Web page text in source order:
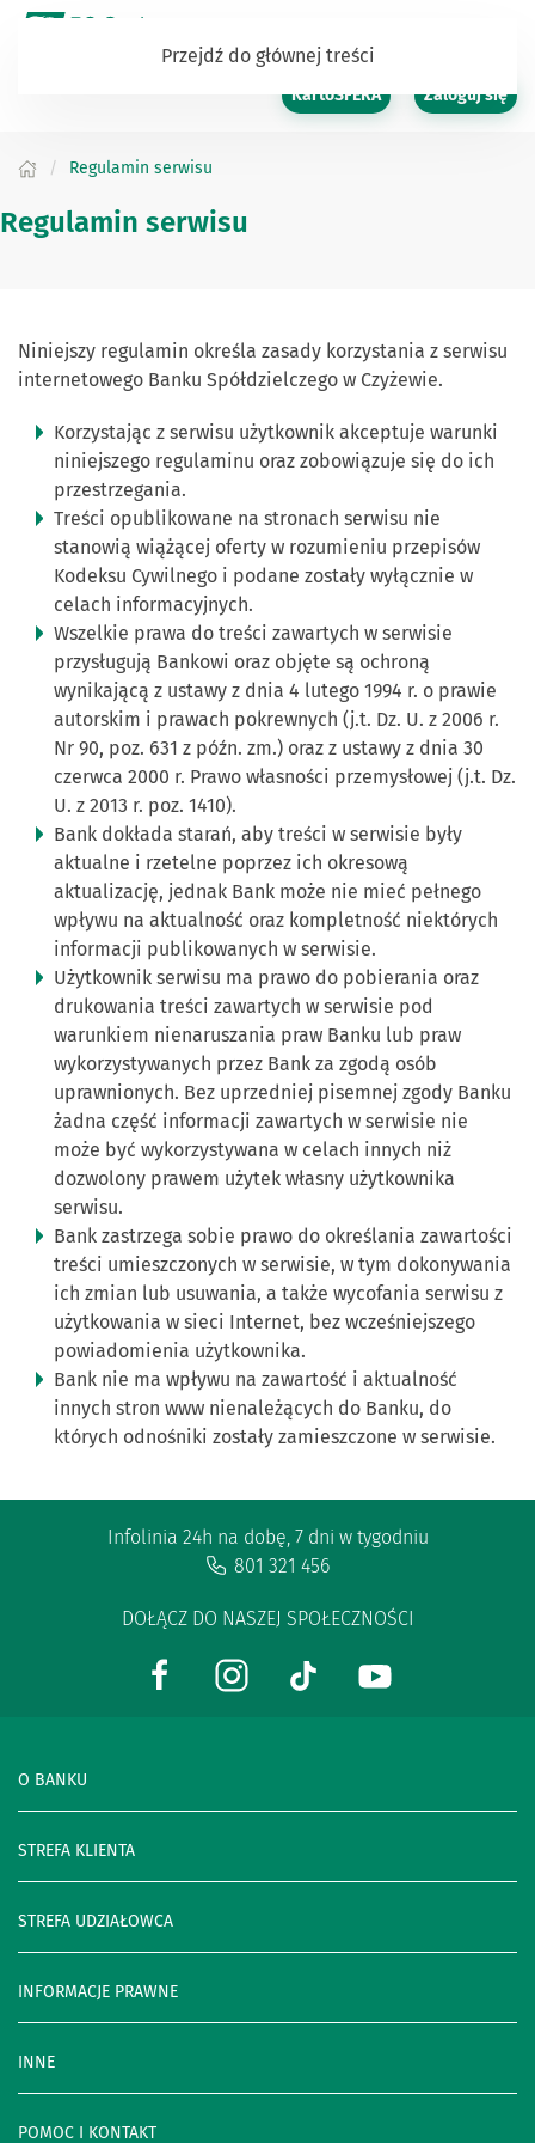
Przejdź do głównej treści
KartoSFERA Zaloguj się
Regulamin serwisu
Regulamin serwisu
Niniejszy regulamin określa zasady korzystania z serwisu
internetowego Banku Spółdzielczego w Czyżewie.
Korzystając z serwisu użytkownik akceptuje warunki
niniejszego regulaminu oraz zobowiązuje się do ich
przestrzegania.
Treści opublikowane na stronach serwisu nie
stanowią wiążącej oferty w rozumieniu przepisów
Kodeksu Cywilnego i podane zostały wyłącznie w
celach informacyjnych.
Wszelkie prawa do treści zawartych w serwisie
przysługują Bankowi oraz objęte są ochroną
wynikającą z ustawy z dnia 4 lutego 1994 r. o prawie
autorskim i prawach pokrewnych (j.t. Dz. U. z 2006 r.
Nr 90, poz. 631 z późn. zm.) oraz z ustawy z dnia 30
czerwca 2000 r. Prawo własności przemysłowej (j.t. Dz.
U. z 2013 r. poz. 1410).
Bank dokłada starań, aby treści w serwisie były
aktualne i rzetelne poprzez ich okresową
aktualizację, jednak Bank może nie mieć pełnego
wpływu na aktualność oraz kompletność niektórych
informacji publikowanych w serwisie.
Użytkownik serwisu ma prawo do pobierania oraz
drukowania treści zawartych w serwisie pod
warunkiem nienaruszania praw Banku lub praw
wykorzystywanych przez Bank za zgodą osób
uprawnionych. Bez uprzedniej pisemnej zgody Banku
żadna część informacji zawartych w serwisie nie
może być wykorzystywana w celach innych niż
dozwolony prawem użytek własny użytkownika
serwisu.
Bank zastrzega sobie prawo do określania zawartości
treści umieszczonych w serwisie, w tym dokonywania
ich zmian lub usuwania, a także wycofania serwisu z
użytkowania w sieci Internet, bez wcześniejszego
powiadomienia użytkownika.
Bank nie ma wpływu na zawartość i aktualność
innych stron www nienależących do Banku, do
których odnośniki zostały zamieszczone w serwisie.
Infolinia 24h na dobę, 7 dni w tygodniu
801 321 456
DOŁĄCZ DO NASZEJ SPOŁECZNOŚCI
O BANKU
STREFA KLIENTA
STREFA UDZIAŁOWCA
INFORMACJE PRAWNE
INNE
POMOC I KONTAKT